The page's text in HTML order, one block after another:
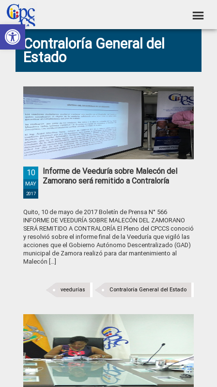
Abrir barra de herramientas
Skip
to
primary
navigation
Skip
to
main
content
Skip
to
primary
sidebar
Skip
to
footer
Consejo
de
Participación
Control
Social
Construyendo
Poder
Ciudadano
Contraloría General del
Estado
Informe de Veeduría sobre Malecón del
Zamorano será remitido a Contraloría
10
MAY
2017
Quito, 10 de mayo de 2017 Boletín de Prensa N° 566
INFORME DE VEEDURÍA SOBRE MALECÓN DEL ZAMORANO
SERÁ REMITIDO A CONTRALORÍA El Pleno del CPCCS conoció
y resolvió sobre el informe final de la Veeduría que vigiló las
acciones que el Gobierno Autónomo Descentralizado (GAD)
municipal de Zamora realizó para dar mantenimiento al
Malecón […]
Contraloría General del Estado
veedurías